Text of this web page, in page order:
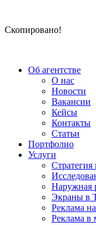
Скопировано!
Об агентстве
О нас
Новости
Вакансии
Кейсы
Контакты
Статьи
Портфолио
Услуги
Стратегия
Наружная
Экраны в
Реклама
Реклама в